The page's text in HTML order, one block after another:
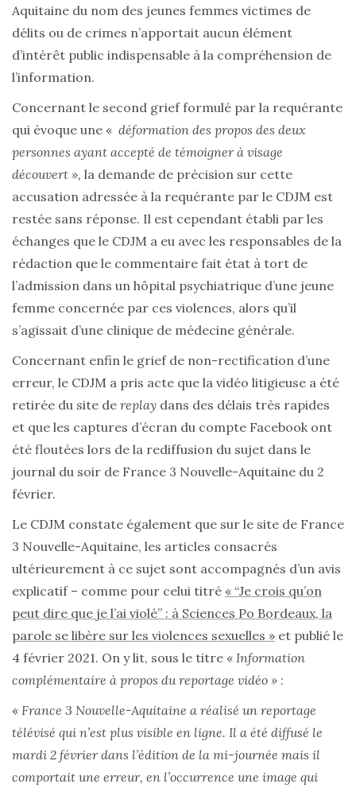
Aquitaine du nom des jeunes femmes victimes de
délits ou de crimes n’apportait aucun élément
d’intérêt public indispensable à la compréhension de
l’information.
Concernant le second grief formulé par la requérante
qui évoque une « déformation des propos des deux
personnes ayant accepté de témoigner à visage
découvert », la demande de précision sur cette
accusation adressée à la requérante par le CDJM est
restée sans réponse. Il est cependant établi par les
échanges que le CDJM a eu avec les responsables de la
rédaction que le commentaire fait état à tort de
l’admission dans un hôpital psychiatrique d’une jeune
femme concernée par ces violences, alors qu’il
s’agissait d’une clinique de médecine générale.
Concernant enfin le grief de non-rectification d’une
erreur, le CDJM a pris acte que la vidéo litigieuse a été
retirée du site de replay dans des délais très rapides
et que les captures d’écran du compte Facebook ont
été floutées lors de la rediffusion du sujet dans le
journal du soir de France 3 Nouvelle-Aquitaine du 2
février.
Le CDJM constate également que sur le site de France
3 Nouvelle-Aquitaine, les articles consacrés
ultérieurement à ce sujet sont accompagnés d’un avis
explicatif – comme pour celui titré « “Je crois qu’on
peut dire que je l’ai violé” : à Sciences Po Bordeaux, la
parole se libère sur les violences sexuelles » et publié le
4 février 2021. On y lit, sous le titre « Information
complémentaire à propos du reportage vidéo » :
« France 3 Nouvelle-Aquitaine a réalisé un reportage
télévisé qui n’est plus visible en ligne. Il a été diffusé le
mardi 2 février dans l’édition de la mi-journée mais il
comportait une erreur, en l’occurrence une image qui